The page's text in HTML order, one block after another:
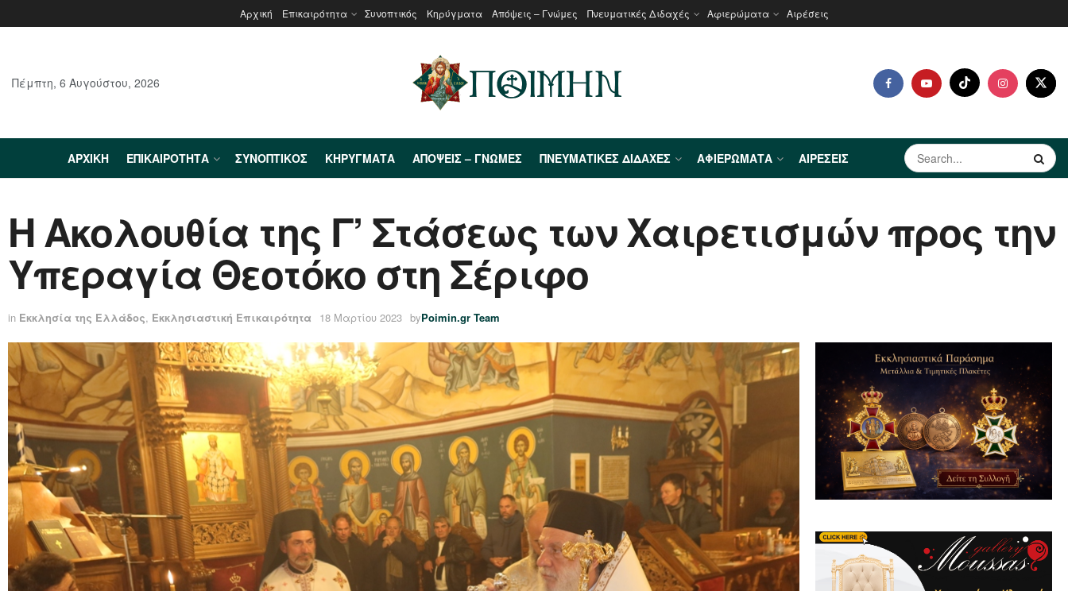
Αρχική Επικαιρότητα Συνοπτικός Κηρύγματα Απόψεις – Γνώμες Πνευματικές Διδαχές Αφιερώματα Αιρέσεις
Πέμπτη, 6 Αυγούστου, 2026
ΑΡΧΙΚΉ ΕΠΙΚΑΙΡΌΤΗΤΑ ΣΥΝΟΠΤΙΚΌΣ ΚΗΡΎΓΜΑΤΑ ΑΠΌΨΕΙΣ – ΓΝΏΜΕΣ ΠΝΕΥΜΑΤΙΚΈΣ ΔΙΔΑΧΈΣ ΑΦΙΕΡΏΜΑΤΑ ΑΙΡΈΣΕΙΣ
Η Ακολουθία της Γ’ Στάσεως των Χαιρετισμών προς την
Υπεραγία Θεοτόκο στη Σέριφο
in Εκκλησία της Ελλάδος, Εκκλησιαστική Επικαιρότητα 18 Μαρτίου 2023 byPoimin.gr Team